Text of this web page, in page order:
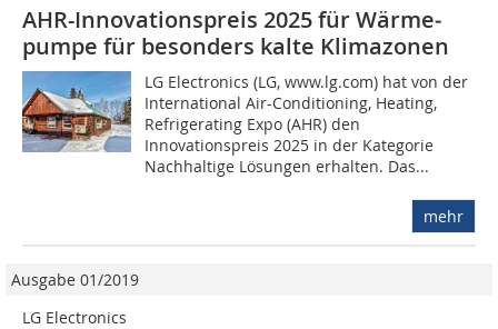
AHR-Innovationspreis 2025 für Wärme­
pumpe für besonders kalte Klimazonen
LG Electronics (LG, www.lg.com) hat von der
International Air-Conditioning, Heating,
Refrigerating Expo (AHR) den
Innovationspreis 2025 in der Kategorie
Nachhaltige Lösungen erhalten. Das...
mehr
Ausgabe 01/2019
LG Electronics